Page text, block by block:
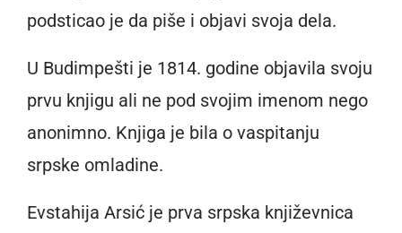
podsticao je da piše i objavi svoja dela.
U Budimpešti je 1814. godine objavila svoju
prvu knjigu ali ne pod svojim imenom nego
anonimno. Knjiga je bila o vaspitanju
srpske omladine.
Evstahija Arsić je prva srpska književnica